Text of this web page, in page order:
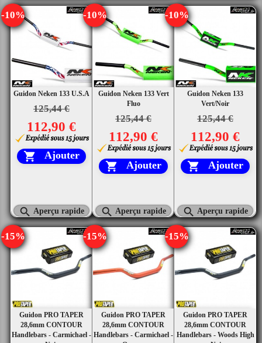
Guidon Neken 133 U.S.A
125,44 €
-10%
112,90 €
 Ajouter
 Aperçu rapide
Guidon Neken 133 Vert
Fluo
125,44 €
-10%
112,90 €
 Ajouter
 Aperçu rapide
Guidon Neken 133
Vert/Noir
125,44 €
-10%
112,90 €
 Ajouter
 Aperçu rapide
Guidon PRO TAPER
28,6mm CONTOUR
Handlebars - Carmichael -
-15%
Guidon PRO TAPER
28,6mm CONTOUR
Handlebars - Carmichael -
-15%
Guidon PRO TAPER
28,6mm CONTOUR
Handlebars - Woods High
-15%